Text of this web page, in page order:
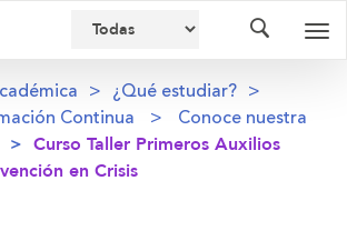
¿Qué estudiar?
Continua
Conoce nuestra
Curso Taller Primeros Auxilios
en Crisis